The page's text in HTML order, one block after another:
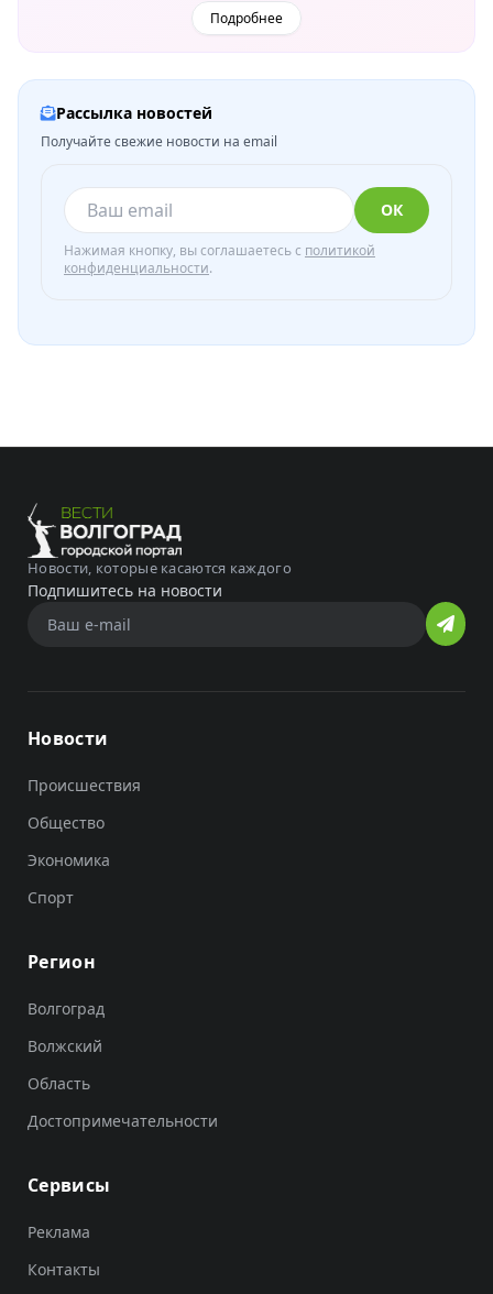
Подробнее
Рассылка новостей
Получайте свежие новости на email
ОК
Нажимая кнопку, вы соглашаетесь с политикой
конфиденциальности.
Новости, которые касаются каждого
Подпишитесь на новости
Новости
Происшествия
Общество
Экономика
Спорт
Регион
Волгоград
Волжский
Область
Достопримечательности
Сервисы
Реклама
Контакты